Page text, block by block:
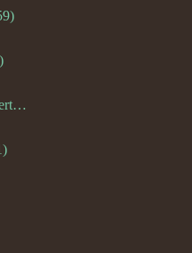
Ludovicus Francies Bogaert (--1825)